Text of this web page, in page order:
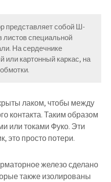
представляет собой Ш-
листов специальной
На сердечнике
или картонный каркас, на
лаком, чтобы между
контакта. Таким образом
или токами Фуко. Эти
это просто потери.
железо сделано
также изолированы